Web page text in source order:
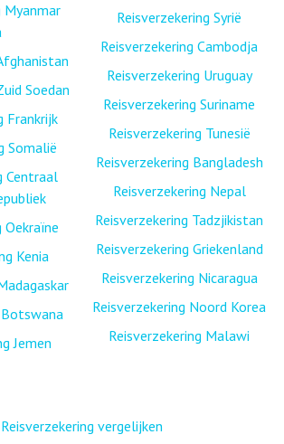
Myanmar
Soedan
Frankrijk
Somalië
Centraal
Oekraïne
Kenia
Botswana
Jemen
Reisverzekering Syrië
Reisverzekering Cambodja
Reisverzekering Uruguay
Reisverzekering Suriname
Reisverzekering Tunesië
Reisverzekering Bangladesh
Reisverzekering Nepal
Reisverzekering Tadzjikistan
Reisverzekering Griekenland
Reisverzekering Nicaragua
Reisverzekering Noord Korea
Reisverzekering Malawi
Reisverzekering vergelijken